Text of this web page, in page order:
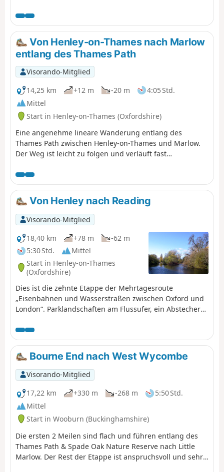
College vorbei.
Von Henley-on-Thames nach Marlow
entlang des Thames Path
Visorando-Mitglied
14,25 km
+12 m -20 m
4:05 Std.
Mittel
Start in Henley-on-Thames (Oxfordshire)
Eine angenehme lineare Wanderung entlang des
Thames Path zwischen Henley-on-Thames und Marlow.
Der Weg ist leicht zu folgen und verläuft fast
öffentlichen Verkehrsmitteln, um zum Startpunkt
zurückzukehren.
Von Henley nach Reading
Visorando-Mitglied
18,40 km
+78 m
-62 m
5:30 Std.
Mittel
Start in Henley-on-Thames
(Oxfordshire)
Dies ist die zehnte Etappe der Mehrtagesroute
„Eisenbahnen und Wasserstraßen zwischen Oxford und
London“. Parklandschaften am Flussufer, ein Abstecher
reizvolle und gastfreundliche Dorf Sonning, ein Wildpark
und Wildblumenwiesen, die Ruinen der Abtei von
Reading sowie die Forbury Gardens sind die Höhepunkte
dieser Wanderung.
Bourne End nach West Wycombe
Visorando-Mitglied
17,22 km
+330 m -268 m
5:50 Std.
Mittel
Start in Wooburn (Buckinghamshire)
Die ersten 2 Meilen sind flach und führen entlang des
Thames Path & Spade Oak Nature Reserve nach Little
Marlow. Der Rest der Etappe ist anspruchsvoll und sehr